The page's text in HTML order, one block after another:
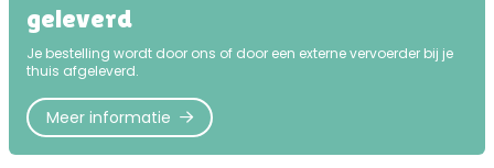
geleverd
Je bestelling wordt door ons of door een externe vervoerder bij je
thuis afgeleverd.
Meer informatie